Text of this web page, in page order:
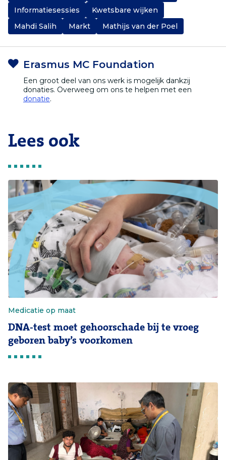
Informatiesessies
Kwetsbare wijken
Mahdi Salih
Markt Mathijs van der Poel
Erasmus MC Foundation
Een groot deel van ons werk is mogelijk dankzij
donaties. Overweeg om ons te helpen met een
donatie.
Lees ook
Medicatie op maat
DNA-test moet gehoorschade bij te vroeg
geboren baby’s voorkomen